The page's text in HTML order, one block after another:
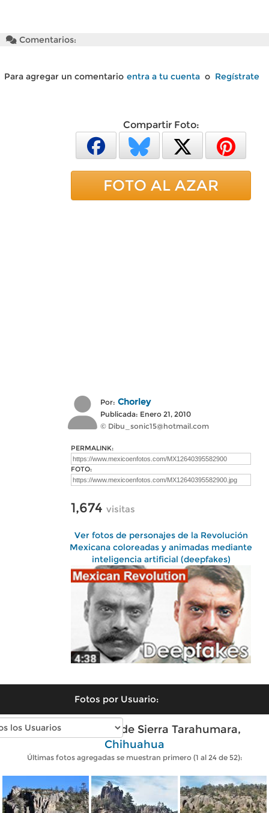
Comentarios:
Para agregar un comentario entra a tu cuenta o Regístrate
Compartir Foto:
FOTO AL AZAR
Por: Chorley
Publicada: Enero 21, 2010
© Dibu_sonic15@hotmail.com
PERMALINK:
FOTO:
1,674 visitas
Ver fotos de personajes de la Revolución
Mexicana coloreadas y animadas mediante
inteligencia artificial (deepfakes)
Fotos por Usuario:
Fotos modernas de Sierra Tarahumara,
Chihuahua
Últimas fotos agregadas se muestran primero (1 al 24 de 52):